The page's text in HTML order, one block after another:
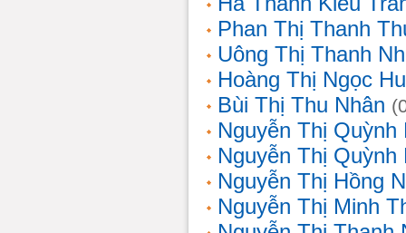
Phan Thị Thanh
Uông Thị Thanh
Hoàng Thị Ngọc
Bùi Thị Thu Nhân
Nguyễn Thị Quỳnh
Nguyễn Thị Quỳnh
Nguyễn Thị Hồng
Nguyễn Thị Minh